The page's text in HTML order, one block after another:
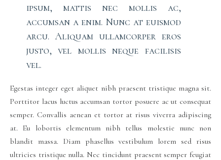
ipsum, mattis nec mollis ac,
accumsan a enim. Nunc at euismod
arcu. Aliquam ullamcorper eros
justo, vel mollis neque facilisis
vel.
Egestas integer eget aliquet nibh praesent tristique magna sit.
Porttitor lacus luctus accumsan tortor posuere ac ut consequat
semper. Convallis aenean et tortor at risus viverra adipiscing
at. Eu lobortis elementum nibh tellus molestie nunc non
blandit massa. Diam phasellus vestibulum lorem sed risus
ultricies tristique nulla. Nec tincidunt praesent semper feugiat